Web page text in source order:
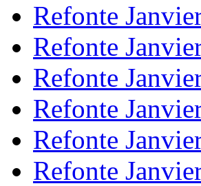
Refonte
Refonte
Refonte
Refonte
Refonte
Refonte